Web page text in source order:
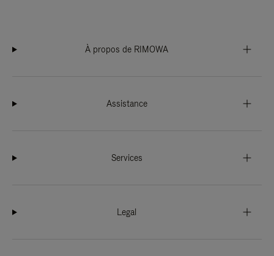
À propos de RIMOWA
Assistance
Services
Legal